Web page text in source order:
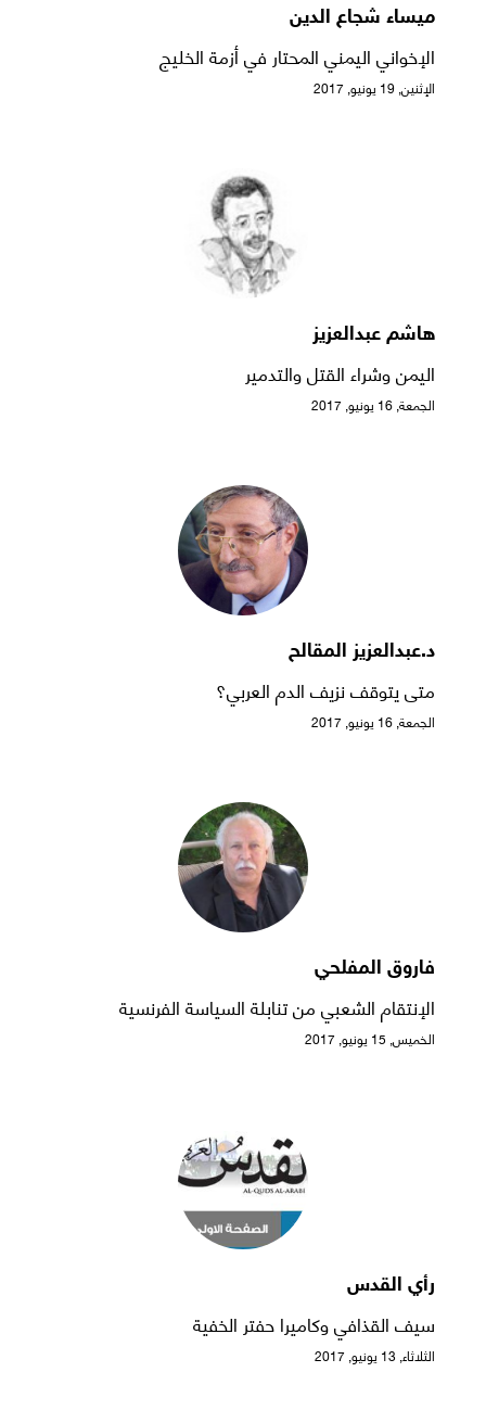
ميساء شجاع الدين
الإخواني اليمني المحتار في أزمة الخليج
الإثنين, 19 يونيو, 2017
هاشم عبدالعزيز
اليمن وشراء القتل والتدمير
الجمعة, 16 يونيو, 2017
د.عبدالعزيز المقالح
متى يتوقف نزيف الدم العربي؟
الجمعة, 16 يونيو, 2017
فاروق المفلحي
الإنتقام الشعبي من تنابلة السياسة الفرنسية
الخميس, 15 يونيو, 2017
رأي القدس
سيف القذافي وكاميرا حفتر الخفية
الثلاثاء, 13 يونيو, 2017